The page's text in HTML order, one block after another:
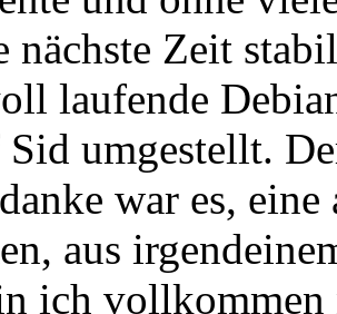
nächste Zeit
laufende
Sid umgestellt.
war es,
aus
ich vollkommen